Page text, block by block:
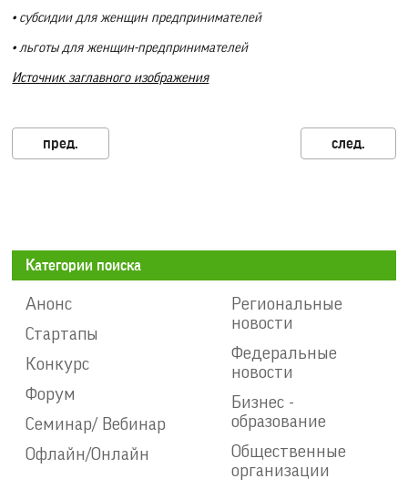
• субсидии для женщин предпринимателей
• льготы для женщин-предпринимателей
Источник заглавного изображения
Категории поиска
Анонс
Стартапы
Конкурс
Форум
Семинар/ Вебинар
Офлайн/Онлайн
Региональные
новости
Федеральные
новости
Бизнес -
образование
Общественные
организации